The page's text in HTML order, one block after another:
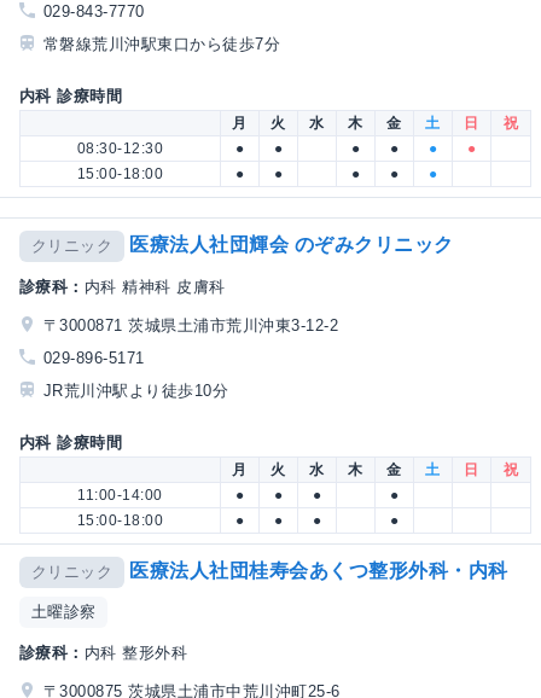
029-843-7770
常磐線荒川沖駅東口から徒歩7分
内科 診療時間
月 火 水 木 金 土 日
祝
08:30-12:30
● ● ● ● ●
●
15:00-18:00
● ● ● ● ●
クリニック 医療法人社団輝会 のぞみクリニック
診療科： 内科 精神科 皮膚科
〒3000871 茨城県土浦市荒川沖東3-12-2
029-896-5171
JR荒川沖駅より徒歩10分
内科 診療時間
月 火 水 木 金 土 日
祝
11:00-14:00
● ● ●
●
15:00-18:00
● ● ● ●
クリニック 医療法人社団桂寿会あくつ整形外科・内科
土曜診察
診療科： 内科 整形外科
〒3000875 茨城県土浦市中荒川沖町25-6